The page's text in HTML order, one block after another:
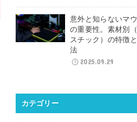
意外と知らないマ
の重要性。素材別
スチック）の特徴
法
2025.09.29
カテゴリー